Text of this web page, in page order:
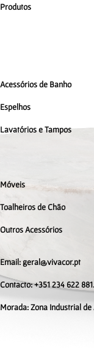
Produtos
Acessórios de Banho
Espelhos
Lavatórios e Tampos
Móveis
Toalheiros de Chão
Outros Acessórios
Email: geral@vivacor.pt
Contacto: +351 234 622
Morada:Zona Industrial